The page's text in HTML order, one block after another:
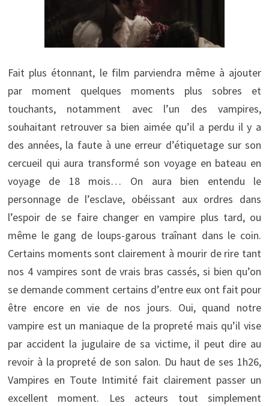
Fait plus étonnant, le film parviendra même à ajouter
par moment quelques moments plus sobres et
touchants, notamment avec l’un des vampires,
souhaitant retrouver sa bien aimée qu’il a perdu il y a
des années, la faute à une erreur d’étiquetage sur son
cercueil qui aura transformé son voyage en bateau en
voyage de 18 mois… On aura bien entendu le
personnage de l’esclave, obéissant aux ordres dans
l’espoir de se faire changer en vampire plus tard, ou
même le gang de loups-garous traînant dans le coin.
Certains moments sont clairement à mourir de rire tant
nos 4 vampires sont de vrais bras cassés, si bien qu’on
se demande comment certains d’entre eux ont fait pour
être encore en vie de nos jours. Oui, quand notre
vampire est un maniaque de la propreté mais qu’il vise
par accident la jugulaire de sa victime, il peut dire au
revoir à la propreté de son salon. Du haut de ses 1h26,
Vampires en Toute Intimité fait clairement passer un
excellent moment. Les acteurs tout simplement